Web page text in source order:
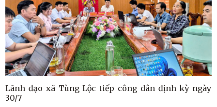
Lãnh đạo xã Tùng Lộc tiếp công dân định kỳ ngày
30/7